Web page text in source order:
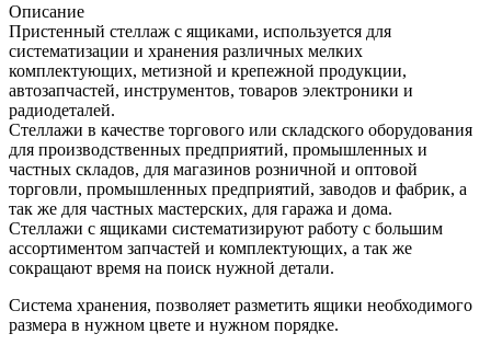
Описание
Пристенный стеллаж с ящиками, используется для
систематизации и хранения различных мелких
комплектующих, метизной и крепежной продукции,
автозапчастей, инструментов, товаров электроники и
радиодеталей.
Стеллажи в качестве торгового или складского оборудования
для производственных предприятий, промышленных и
частных складов, для магазинов розничной и оптовой
торговли, промышленных предприятий, заводов и фабрик, а
так же для частных мастерских, для гаража и дома.
Стеллажи с ящиками систематизируют работу с большим
ассортиментом запчастей и комплектующих, а так же
сокращают время на поиск нужной детали.
Система хранения, позволяет разметить ящики необходимого
размера в нужном цвете и нужном порядке.